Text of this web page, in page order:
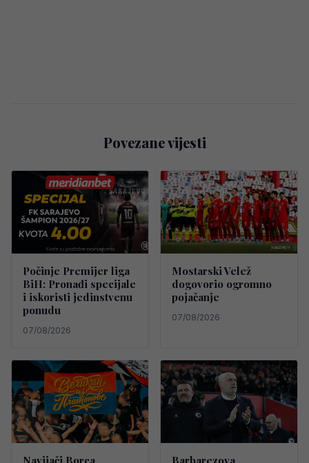
Povezane vijesti
Počinje Premijer liga
BiH: Pronađi specijale
i iskoristi jedinstvenu
ponudu
07/08/2026
Mostarski Velež
dogovorio ogromno
pojačanje
07/08/2026